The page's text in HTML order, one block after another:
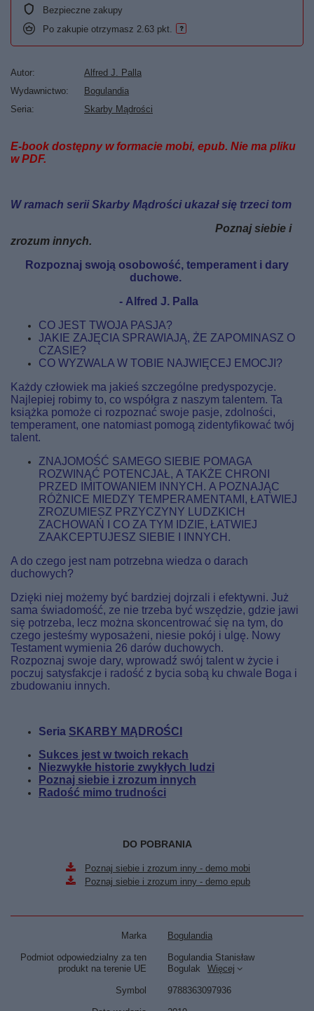
Bezpieczne zakupy
Po zakupie otrzymasz 2.63 pkt.
Autor
Alfred J. Palla
Wydawnictwo
Bogulandia
Seria
Skarby Mądrości
E-book dostępny w formacie mobi, epub. Nie ma pliku
w PDF.
W ramach serii Skarby Mądrościukazałsię trzeci tom
Poznaj siebie i
zrozum innych.
Rozpoznaj swoją osobowość, temperament i dary
duchowe.
- Alfred J. Palla
CO JEST TWOJA PASJA?
JAKIE ZAJĘCIA SPRAWIAJĄ, ŻE ZAPOMINASZ O
CZASIE?
CO WYZWALA W TOBIE NAJWIĘCEJ EMOCJI?
Każdy człowiek ma jakieś szczególne predyspozycje.
Najlepiej robimy to, co współgra z naszym talentem. Ta
książka pomoże ci rozpoznać swoje pasje, zdolności,
temperament, one natomiast pomogą zidentyfikować twój
talent.
ZNAJOMOŚĆ SAMEGO SIEBIE POMAGA
ROZWINĄĆ POTENCJAŁ, A TAKŻE CHRONI
PRZED IMITOWANIEM INNYCH. A POZNAJĄC
RÓŻNICE MIEDZY TEMPERAMENTAMI, ŁATWIEJ
ZROZUMIESZ PRZYCZYNY LUDZKICH
ZACHOWAŃ I CO ZA TYM IDZIE, ŁATWIEJ
ZAAKCEPTUJESZ SIEBIE I INNYCH.
A do czego jest nam potrzebna wiedza o darach
duchowych?
Dzięki niej możemy być bardziej dojrzali i efektywni. Już
sama świadomość, ze nie trzeba być wszędzie, gdzie jawi
się potrzeba, lecz można skoncentrować się na tym, do
czego jesteśmy wyposażeni, niesie pokój i ulgę. Nowy
Testament wymienia 26 darów duchowych.
Rozpoznaj swoje dary, wprowadź swój talent w życie i
poczuj satysfakcje i radość z bycia sobą ku chwale Boga i
zbudowaniu innych.
Seria SKARBY MĄDROŚCI
Sukces jest w twoich rekach
Niezwykłe historie zwykłych ludzi
Poznaj siebie i zrozum innych
Radość mimo trudności
DO POBRANIA
Poznaj siebie i zrozum inny - demo mobi
Poznaj siebie i zrozum inny - demo epub
Marka Bogulandia
Podmiot odpowiedzialny za ten
produkt na terenie UE
Bogulandia Stanisław
Bogulak
Więcej
Symbol 9788363097936